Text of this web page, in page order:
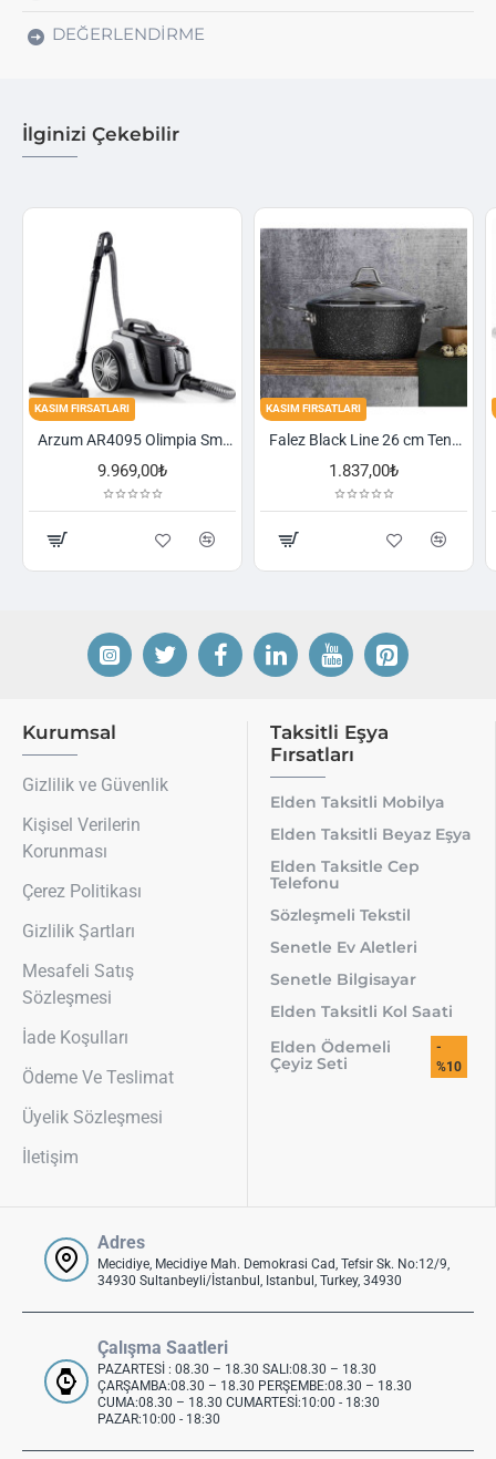
DEĞERLENDIRME
İlginizi Çekebilir
KASIM FIRSATLARI
Arzum AR4095 Olimpia Smart Cyclone Filtreli Süpürge - Füme
9.969,00₺
KASIM FIRSATLARI
Falez Black Line 26 cm Tencere
1.837,00₺
Kurumsal
Gizlilik ve Güvenlik
Kişisel Verilerin
Korunması
Çerez Politikası
Gizlilik Şartları
Mesafeli Satış
Sözleşmesi
İade Koşulları
Ödeme Ve Teslimat
Üyelik Sözleşmesi
İletişim
Taksitli Eşya
Fırsatları
Elden Taksitli Mobilya
Elden Taksitli Beyaz Eşya
Elden Taksitle Cep
Telefonu
Sözleşmeli Tekstil
Senetle Ev Aletleri
Senetle Bilgisayar
Elden Taksitli Kol Saati
Elden Ödemeli
Çeyiz Seti
-
%10
Adres
Mecidiye, Mecidiye Mah. Demokrasi Cad, Tefsir Sk. No:12/9,
34930 Sultanbeyli/İstanbul, Istanbul, Turkey, 34930
Çalışma Saatleri
PAZARTESİ : 08.30 – 18.30 SALI:08.30 – 18.30
ÇARŞAMBA:08.30 – 18.30 PERŞEMBE:08.30 – 18.30
CUMA:08.30 – 18.30 CUMARTESİ:10:00 - 18:30
PAZAR:10:00 - 18:30